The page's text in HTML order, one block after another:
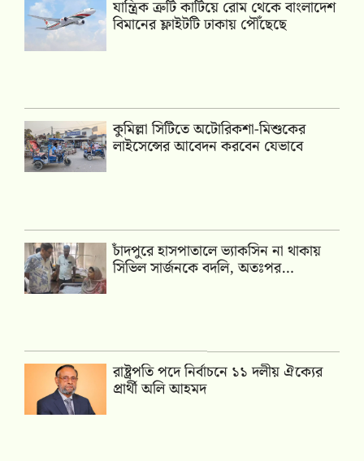
যান্ত্রিক ত্রুটি কাটিয়ে রোম থেকে বাংলাদেশ
বিমানের ফ্লাইটটি ঢাকায় পৌঁছেছে
কুমিল্লা সিটিতে অটোরিকশা-মিশুকের
লাইসেন্সের আবেদন করবেন যেভাবে
চাঁদপুরে হাসপাতালে ভ্যাকসিন না থাকায়
সিভিল সার্জনকে বদলি, অতঃপর…
রাষ্ট্রপতি পদে নির্বাচনে ১১ দলীয় ঐক্যের
প্রার্থী অলি আহমদ